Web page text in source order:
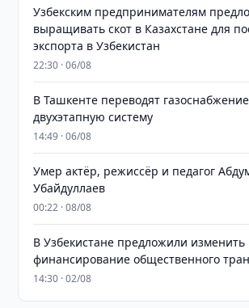
Узбекским предпринимателям
выращивать скот в Казахстане для
экспорта в Узбекистан
22:30 · 06/08
В Ташкенте переводят
двухэтапную систему
14:49 · 06/08
Умер актёр, режиссёр и педагог
Убайдуллаев
00:22 · 08/08
В Узбекистане предложили изменить
финансирование общественного
14:30 · 02/08